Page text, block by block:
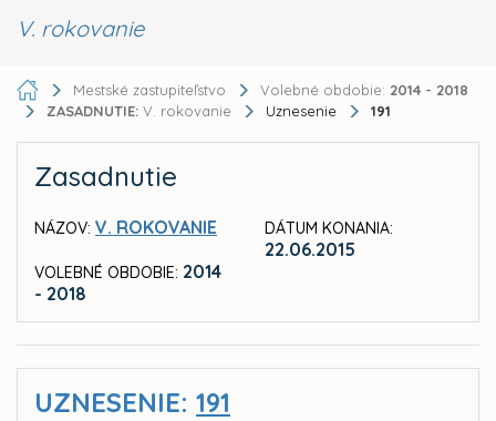
V. rokovanie
Mestské zastupiteľstvo Volebné obdobie: 2014 - 2018
ZASADNUTIE: V. rokovanie Uznesenie 191
Zasadnutie
NÁZOV: V. ROKOVANIE
VOLEBNÉ OBDOBIE: 2014
- 2018
DÁTUM KONANIA:
22.06.2015
UZNESENIE: 191